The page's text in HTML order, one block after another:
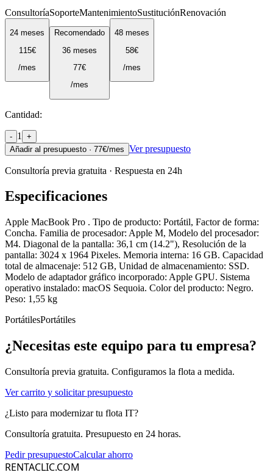
ConsultoríaSoporteMantenimientoSustituciónRenovación
24 meses
115€
/mes
Recomendado
36 meses
77€
/mes
48 meses
58€
/mes
Cantidad:
- 1
+
Añadir al presupuesto · 77€/mes Ver presupuesto
Consultoría previa gratuita · Respuesta en 24h
Especificaciones
Apple MacBook Pro . Tipo de producto: Portátil, Factor de forma:
Concha. Familia de procesador: Apple M, Modelo del procesador:
M4. Diagonal de la pantalla: 36,1 cm (14.2"), Resolución de la
pantalla: 3024 x 1964 Pixeles. Memoria interna: 16 GB. Capacidad
total de almacenaje: 512 GB, Unidad de almacenamiento: SSD.
Modelo de adaptador gráfico incorporado: Apple GPU. Sistema
operativo instalado: macOS Sequoia. Color del producto: Negro.
Peso: 1,55 kg
PortátilesPortátiles
¿Necesitas este equipo para tu empresa?
Consultoría previa gratuita. Configuramos la flota a medida.
Ver carrito y solicitar presupuesto
¿Listo para modernizar tu flota IT?
Consultoría gratuita. Presupuesto en 24 horas.
Pedir presupuestoCalcular ahorro
RENTACLIC.COM